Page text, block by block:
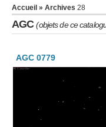
Accueil » Archives 28
AGC(objets de ce
AGC 0779